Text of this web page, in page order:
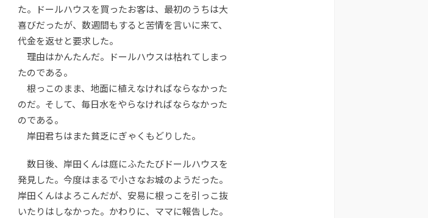
た。ドールハウスを買ったお客は、最初のうちは大
喜びだったが、数週間もすると苦情を言いに来て、
代金を返せと要求した。
理由はかんたんだ。ドールハウスは枯れてしまっ
たのである。
根っこのまま、地面に植えなければならなかった
のだ。そして、毎日水をやらなければならなかった
のである。
岸田君ちはまた貧乏にぎゃくもどりした。
数日後、岸田くんは庭にふたたびドールハウスを
発見した。今度はまるで小さなお城のようだった。
岸田くんはよろこんだが、安易に根っこを引っこ抜
いたりはしなかった。かわりに、ママに報告した。